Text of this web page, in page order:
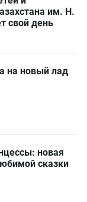
им. Н.
свой день
на новый лад
новая
сказки